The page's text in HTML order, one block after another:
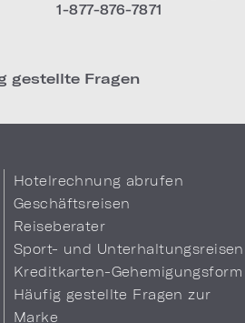
1-877-876-7871
gestellte Fragen
Hotelrechnung abrufen
Geschäftsreisen
Reiseberater
Sport- und Unterhaltungsreisen
Kreditkarten-Gehemigungsform
Häufig gestellte Fragen zur
Marke